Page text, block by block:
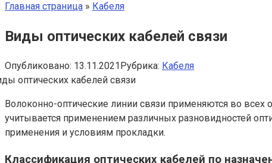
Главная страница » Кабеля
Виды оптических кабелей связи
Опубликовано: 13.11.2021Рубрика: Кабеля
Волоконно-оптические линии связи применяются во
учитывается применением различных разновидностей
применения и условиям прокладки.
Классификация оптических кабелей по